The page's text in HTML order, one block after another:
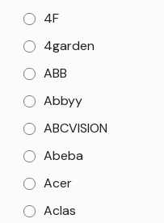
4F
4garden
ABB
Abbyy
ABCVISION
Abeba
Acer
Aclas